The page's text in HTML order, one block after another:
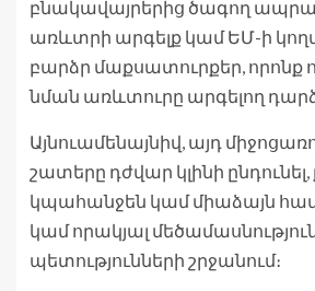
բնակավայրերից ծագող
առևտրի արգելք կամ ԵՄ-ի
բարձր մաքսատուրքեր, որոնք
նման առևտուրը արգելող
Այնուամենայնիվ, այդ
շատերը դժվար կլինի
կպահանջեն կամ միաձայն
կամ որակյալ
պետությունների շրջանում։